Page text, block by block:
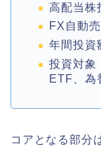
高配当株
FX自動
年間投資
投資対象
ETF、為
コアとなる部分